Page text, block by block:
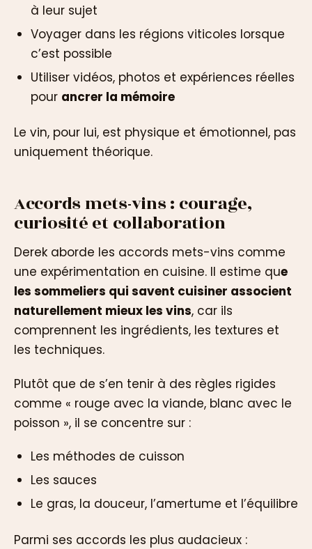
à leur sujet
Voyager dans les régions viticoles lorsque
c’est possible
Utiliser vidéos, photos et expériences réelles
pour ancrer la mémoire
Le vin, pour lui, est physique et émotionnel, pas
uniquement théorique.
Accords mets-vins : courage,
curiosité et collaboration
Derek aborde les accords mets-vins comme
une expérimentation en cuisine. Il estime que
les sommeliers qui savent cuisiner associent
naturellement mieux les vins, car ils
comprennent les ingrédients, les textures et
les techniques.
Plutôt que de s’en tenir à des règles rigides
comme « rouge avec la viande, blanc avec le
poisson », il se concentre sur :
Les méthodes de cuisson
Les sauces
Le gras, la douceur, l’amertume et l’équilibre
Parmi ses accords les plus audacieux :